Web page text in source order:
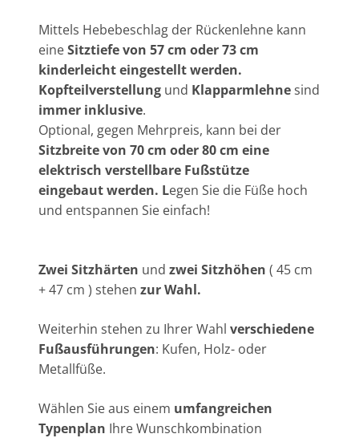
Mittels Hebebeschlag der Rückenlehne kann
eineSitztiefe von 57 cm oder 73 cm
kinderleicht eingestellt werden.
Kopfteilverstellung und Klapparmlehnesind
immer inklusive.
Optional, gegen Mehrpreis, kann bei der
Sitzbreite von 70 cm oder 80 cm eine
elektrisch verstellbare Fußstütze
eingebaut werden. Legen Sie die Füße hoch
und entspannen Sie einfach!
Zwei Sitzhärten und zwei Sitzhöhen ( 45 cm
+ 47 cm ) stehen zur Wahl.
Weiterhin stehen zu Ihrer Wahl verschiedene
Fußausführungen: Kufen, Holz- oder
Metallfüße.
Wählen Sie aus einem umfangreichen
Typenplan Ihre Wunschkombination